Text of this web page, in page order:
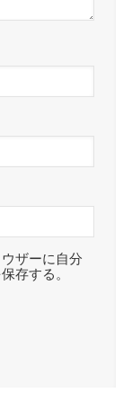
ザーに自分
存する。